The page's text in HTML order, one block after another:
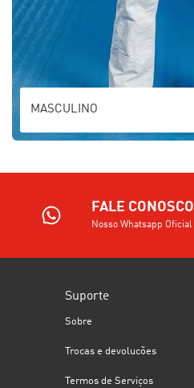
MASCULINO
FALE CONOSCO
Nosso Whatsapp Oficial
Suporte
Sobre
Trocas e devolucões
Termos de Serviços